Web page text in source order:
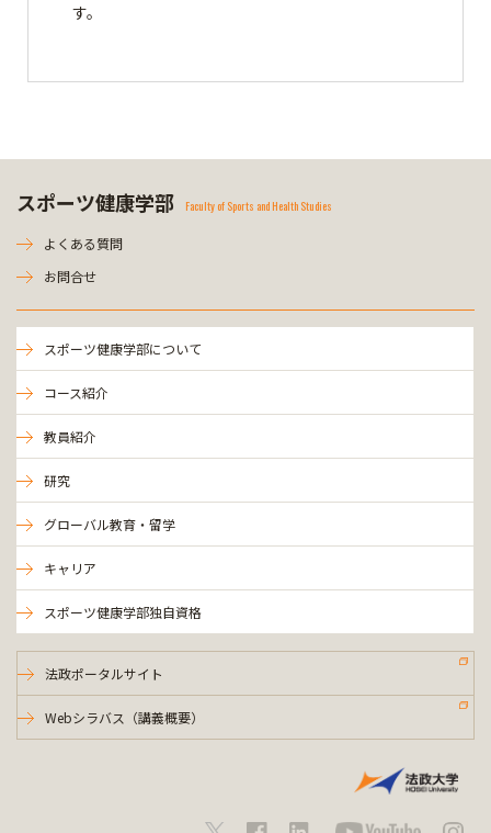
す。
スポーツ健康学部 Faculty of Sports and Health Studies
よくある質問
お問合せ
スポーツ健康学部について
コース紹介
教員紹介
研究
グローバル教育・留学
キャリア
スポーツ健康学部独自資格
法政ポータルサイト
Webシラバス（講義概要）